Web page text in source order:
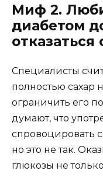
Миф 2.
диабетом
отказаться
Специалисты
полностью сахар
ограничить его
думают, что
спровоцировать
но это не так.
глюкозы не